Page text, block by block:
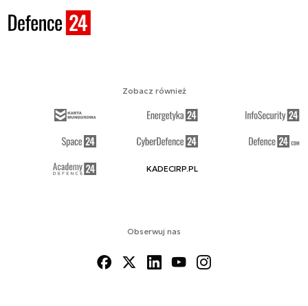
Obserwuj nas
Zobacz również
KADECIRP.PL